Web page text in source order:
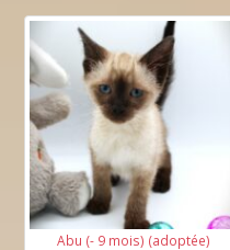
Abu (- 9 mois) (adoptée)